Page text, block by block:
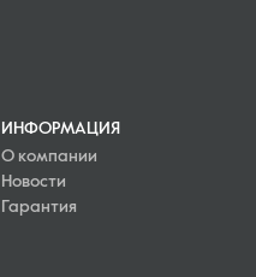
ИНФОРМАЦИЯ
О компании
Новости
Гарантия